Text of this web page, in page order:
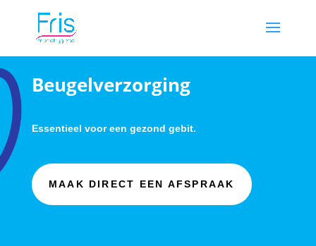
Beugelverzorging
Essentieel voor een gezond gebit.
MAAK DIRECT EEN AFSPRAAK